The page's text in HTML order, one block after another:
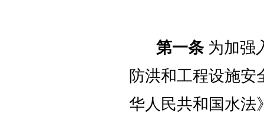
第一条为加强
防洪和工程设施安
华人民共和国水法